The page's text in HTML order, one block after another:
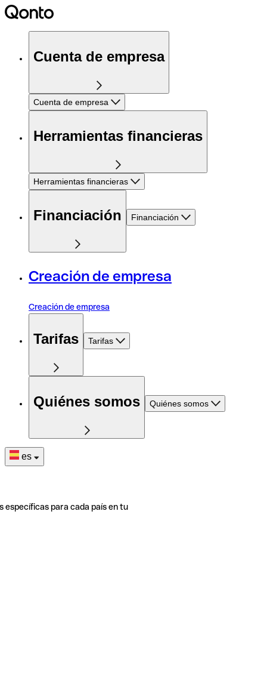
Cuenta de empresa
Cuenta de empresa
Herramientas financieras
Herramientas financieras
Financiación Financiación
Creación de empresa
Creación de empresa
Tarifas Tarifas
Quiénes somos Quiénes somos
es
específicas para cada país en tu